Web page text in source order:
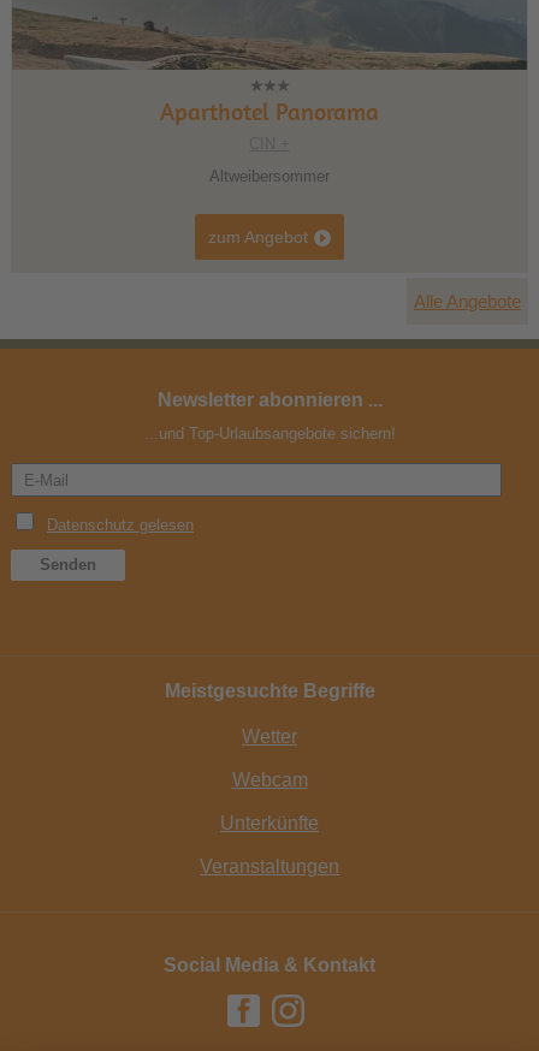
Aparthotel Panorama
Altweibersommer
zum Angebot
Alle Angebote
Newsletter abonnieren ...
...und Top-Urlaubsangebote sichern!
Meistgesuchte Begriffe
Wetter
Webcam
Unterkünfte
Veranstaltungen
Social Media & Kontakt